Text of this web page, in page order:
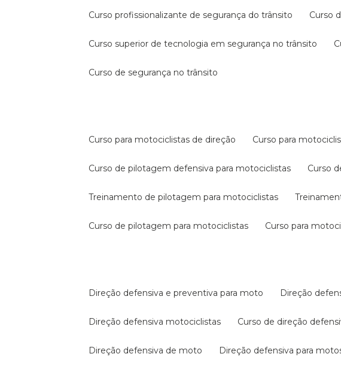
curso profissionalizante de segurança do trânsito curso
curso superior de tecnologia em segurança no trânsito
curso de segurança no trânsito
curso para motociclistas de direção curso para
curso de pilotagem defensiva para motociclistas curso
treinamento de pilotagem para motociclistas
curso de pilotagem para motociclistas curso para
direção defensiva e preventiva para moto direção
direção defensiva motociclistas curso de direção
direção defensiva de moto direção defensiva para